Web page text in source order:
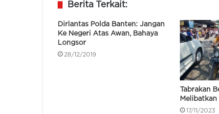
Berita Terkait:
Dirlantas Polda Banten: Jangan
Ke Negeri Atas Awan, Bahaya
Longsor
28/12/2019
Tabrakan
Melibatkan
17/11/2023